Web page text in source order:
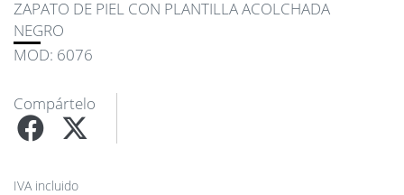
ZAPATO DE PIEL CON PLANTILLA ACOLCHADA
NEGRO
MOD: 6076
Compártelo
IVA incluido